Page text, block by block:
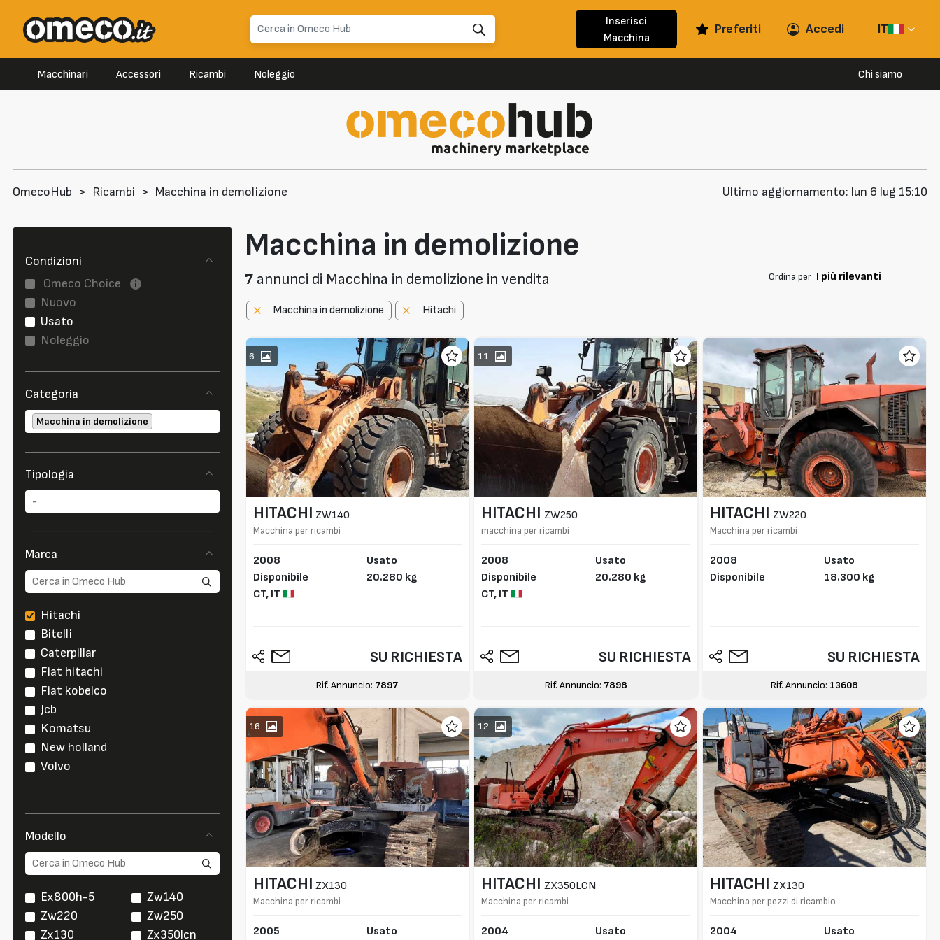
Inserisci
Macchina
Preferiti Accedi IT
Macchinari Accessori Ricambi Noleggio Chi siamo
OmecoHub > Ricambi > Macchina in demolizione Ultimo aggiornamento: lun 6 lug 15:10
Condizioni
Omeco Choice
Nuovo
Usato
Noleggio
Categoria
Macchina in demolizione
Tipologia
Marca
Hitachi
Bitelli
Caterpillar
Fiat hitachi
Fiat kobelco
Jcb
Komatsu
New holland
Volvo
Modello
Ex800h-5
Zw140
Zw220
Zw250
Zx130
Zx350lcn
Macchina in demolizione
7annunci di Macchina in demolizione in vendita Ordina per
Macchina in demolizione Hitachi
6
HITACHI ZW140
Macchina per ricambi
2008
Disponibile
CT,IT
Usato
20.280 kg
SU RICHIESTA
Rif. Annuncio: 7897
11
HITACHI ZW250
macchina per ricambi
2008
Disponibile
CT, IT
Usato
20.280 kg
SU RICHIESTA
Rif. Annuncio: 7898
HITACHI ZW220
Macchina per ricambi
2008
Disponibile
Usato
18.300 kg
SU RICHIESTA
Rif. Annuncio: 13608
16
HITACHI ZX130
Macchina per ricambi
2005 Usato
12
HITACHI ZX350LCN
Macchina per ricambi
2004 Usato
HITACHI ZX130
Macchina per pezzi di ricambio
2004 Usato